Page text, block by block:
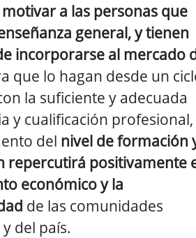
a las personas que
general, y tienen
incorporarse al mercado
que lo hagan desde un
la suficiente y adecuada
y cualificación profesional,
del nivel de formación
repercutirá positivamente
económico y la
de las comunidades
del país.